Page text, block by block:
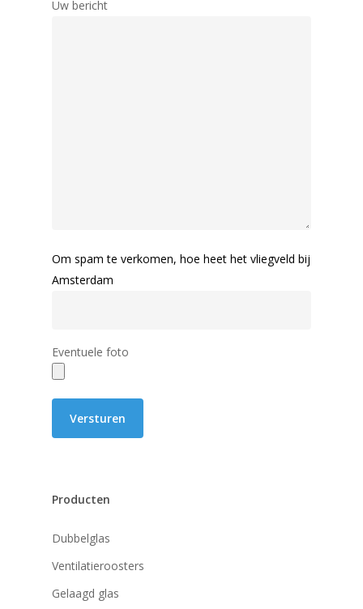
Uw bericht
Om spam te verkomen, hoe heet het vliegveld bij
Amsterdam
Eventuele foto
Producten
Dubbelglas
Ventilatieroosters
Gelaagd glas